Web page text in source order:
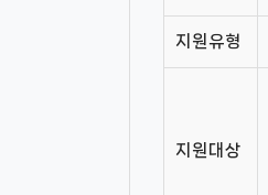
지원유형
지원대상